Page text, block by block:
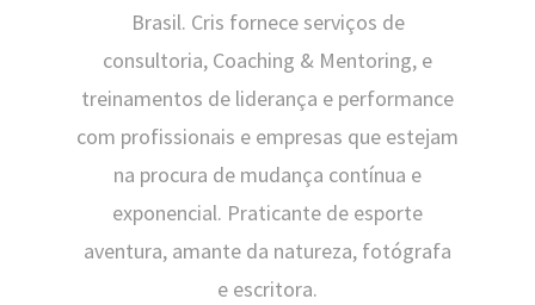
Brasil. Cris fornece serviços de
consultoria, Coaching & Mentoring, e
treinamentos de liderança e performance
com profissionais e empresas que estejam
na procura de mudança contínua e
exponencial. Praticante de esporte
aventura, amante da natureza, fotógrafa
e escritora.